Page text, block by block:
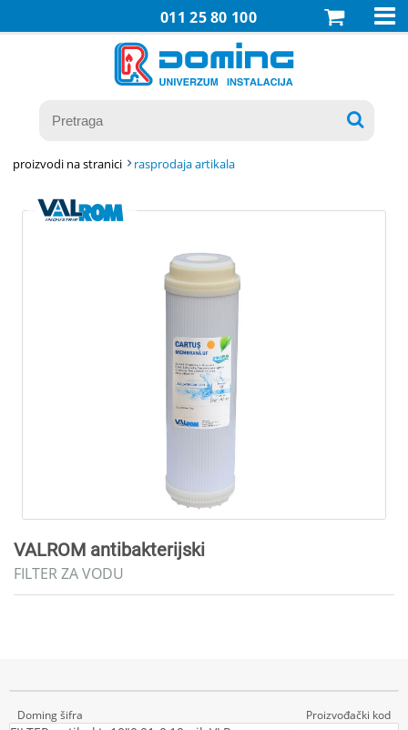
011 25 80 100


proizvodi na stranici rasprodaja artikala
VALROM antibakterijski
FILTER ZA VODU